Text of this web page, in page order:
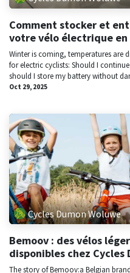
Comment stocker et
votre vélo électrique en
Winter is coming, temperatures are
for electric cyclists: Should I
should I store my battery without
Oct 29, 2025
Cycles Dumon Woluwe
Bemoov : des vélos
disponibles chez Cycles
The story of Bemoov:a Belgian